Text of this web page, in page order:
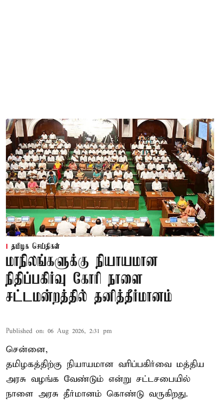
தமிழக செய்திகள்
மாநிலங்களுக்கு நியாயமான
நிதிப்பகிர்வு கோரி நாளை
சட்டமன்றத்தில் தனித்தீர்மானம்
Published on: 06 Aug 2026, 2:31 pm
சென்னை,
தமிழகத்திற்கு நியாயமான வரிப்பகிர்வை மத்திய
அரசு வழங்க வேண்டும் என்று சட்டசபையில்
நாளை அரசு தீர்மானம் கொண்டு வருகிறது.